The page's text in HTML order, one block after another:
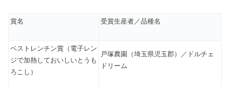
賞名 受賞生産者／品種名
ベストレンチン賞（電子レン
ジで加熱しておいしいとうも
ろこし）
戸塚農園（埼玉県児玉郡）／ドルチェ
ドリーム